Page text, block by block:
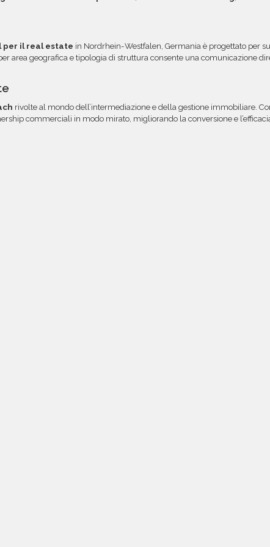
per il real estate in Nordrhein-Westfalen, Germania è progettato per
area geografica e tipologia di struttura consente una comunicazione
rivolte al mondo dell’intermediazione e della gestione immobiliare.
commerciali in modo mirato, migliorando la conversione e